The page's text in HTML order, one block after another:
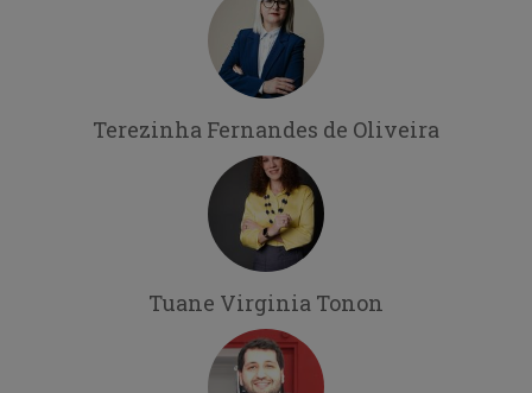
Terezinha Fernandes de Oliveira
Tuane Virginia Tonon